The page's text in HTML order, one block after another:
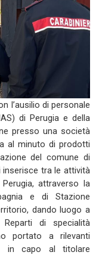
l’ausilio di personale
di Perugia e della
presso una società
al minuto di prodotti
del comune di
inserisce tra le attività
attraverso la
e di Stazione
dando luogo a
di specialità
portato a rilevanti
in capo al titolare